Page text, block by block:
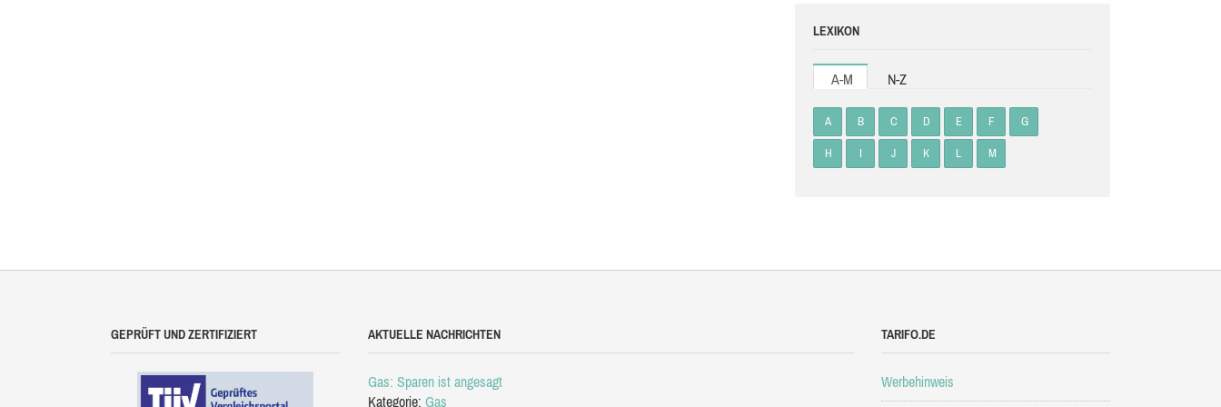
LEXIKON
A-M N-Z
A B C D E F G
H I J K L M
GEPRÜFT UND ZERTIFIZIERT AKTUELLE NACHRICHTEN
Gas: Sparen ist angesagt
Kategorie: Gas
TARIFO.DE
Werbehinweis